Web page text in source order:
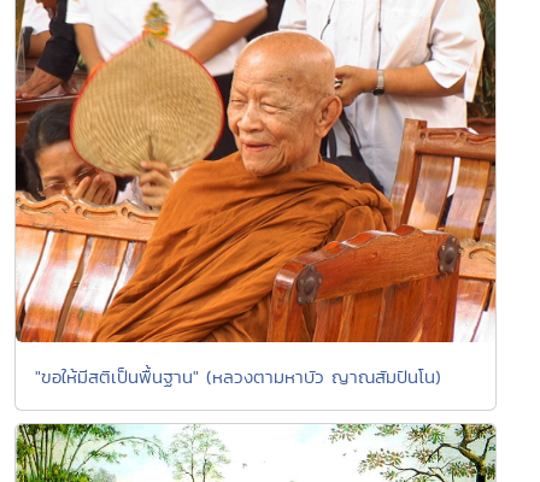
"ขอให้มีสติเป็นพื้นฐาน" (หลวงตามหาบัว ญาณสัมปันโน)